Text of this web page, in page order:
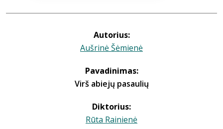
Autorius:
Aušrinė Šėmienė
Pavadinimas:
Virš abiejų pasaulių
Diktorius:
Rūta Rainienė